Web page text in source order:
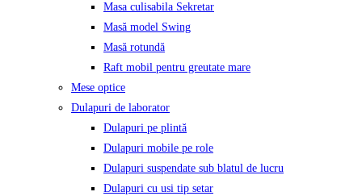
Masa culisabila Sekretar
Masă model Swing
Masă rotundă
Raft mobil pentru greutate mare
Mese optice
Dulapuri de laborator
Dulapuri pe plintă
Dulapuri mobile pe role
Dulapuri suspendate sub blatul de lucru
Dulapuri cu usi tip setar